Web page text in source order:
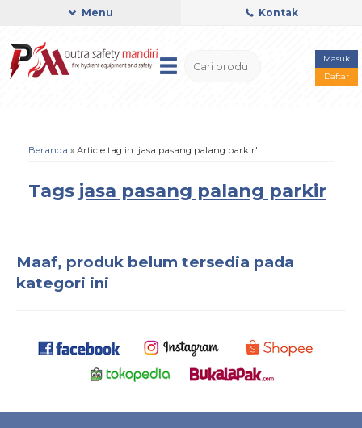
Menu Kontak
Masuk
Daftar
Beranda » Article tag in 'jasa pasang palang parkir'
Tags jasa pasang palang parkir
Maaf, produk belum tersedia pada
kategori ini